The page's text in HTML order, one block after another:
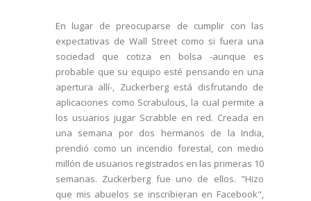
En lugar de preocuparse de cumplir con las
expectativas de Wall Street como si fuera una
sociedad que cotiza en bolsa -aunque es
probable que su equipo esté pensando en una
apertura allí-, Zuckerberg está disfrutando de
aplicaciones como Scrabulous, la cual permite a
los usuarios jugar Scrabble en red. Creada en
una semana por dos hermanos de la India,
prendió como un incendio forestal, con medio
millón de usuarios registrados en las primeras 10
semanas. Zuckerberg fue uno de ellos. "Hizo
que mis abuelos se inscribieran en Facebook",